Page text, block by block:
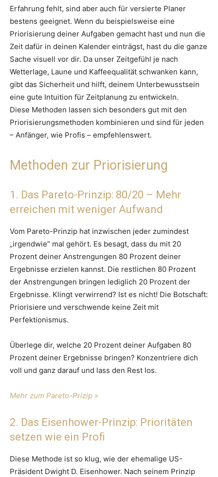
Erfahrung fehlt, sind aber auch für versierte Planer
bestens geeignet. Wenn du beispielsweise eine
Priorisierung deiner Aufgaben gemacht hast und nun die
Zeit dafür in deinen Kalender einträgst, hast du die ganze
Sache visuell vor dir. Da unser Zeitgefühl je nach
Wetterlage, Laune und Kaffeequalität schwanken kann,
gibt das Sicherheit und hilft, deinem Unterbewusstsein
eine gute Intuition für Zeitplanung zu entwickeln.
Diese Methoden lassen sich besonders gut mit den
Priorisierungsmethoden kombinieren und sind für jeden
– Anfänger, wie Profis – empfehlenswert.
Methoden zur Priorisierung
1. Das Pareto-Prinzip: 80/20 – Mehr
erreichen mit weniger Aufwand
Vom Pareto-Prinzip hat inzwischen jeder zumindest
„irgendwie“ mal gehört. Es besagt, dass du mit 20
Prozent deiner Anstrengungen 80 Prozent deiner
Ergebnisse erzielen kannst. Die restlichen 80 Prozent
der Anstrengungen bringen lediglich 20 Prozent der
Ergebnisse. Klingt verwirrend? Ist es nicht! Die Botschaft:
Priorisiere und verschwende keine Zeit mit
Perfektionismus.
Überlege dir, welche 20 Prozent deiner Aufgaben 80
Prozent deiner Ergebnisse bringen? Konzentriere dich
voll und ganz darauf und lass den Rest los.
Mehr zum Pareto-Prizip »
2. Das Eisenhower-Prinzip: Prioritäten
setzen wie ein Profi
Diese Methode ist so klug, wie der ehemalige US-
Präsident Dwight D. Eisenhower. Nach seinem Prinzip